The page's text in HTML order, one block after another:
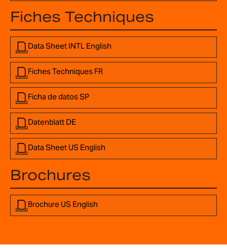
Brochures
Brochure US English
Fiches Techniques
Data Sheet INTL English
Fiches Techniques FR
Ficha de datos SP
Datenblatt DE
Data Sheet US English